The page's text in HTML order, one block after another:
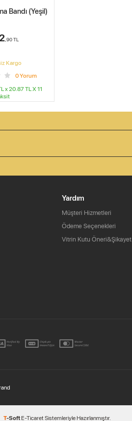
Bandı (Yeşil)
,90TL
Kargo
0Yorum
x20.87 TL X 11
Yardım
Müşteri Hizmetleri
Ödeme Seçenekleri
Vitrin Kutu Öneri&Şikayet
T-SoftE-TicaretSistemleriyle Hazırlanmıştır.